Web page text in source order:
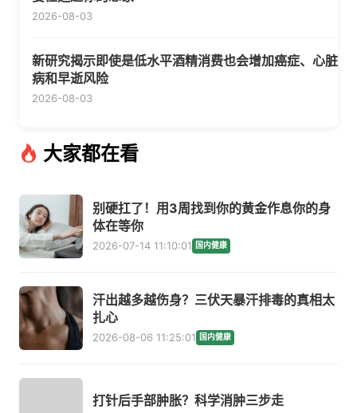
2026-08-03
新研究揭示即使是低水平酒精消费也会增加癌症、心脏
病和早逝风险
2026-08-03
大家都在看
别硬扛了！用3周找到你的黄金作息你的身
体在等你
2026-07-14 11:10:01 国内健康
汗出越多越伤身？三伏天暴汗排毒的真相太
扎心
2026-08-06 11:25:01 国内健康
打针后手部肿胀？科学消肿三步走